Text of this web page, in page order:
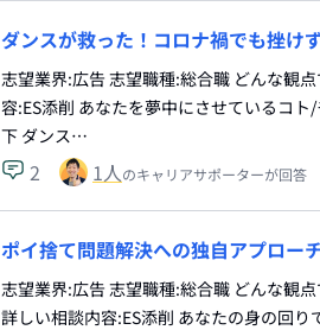
ダンスが救った！コロナ禍でも挫け
志望業界:広告 志望職種:総合職 どんな観
容:ES添削 あなたを夢中にさせているコ
下 ダンス…
2 1人のキャリアサポーターが回答
ポイ捨て問題解決への独自アプロー
志望業界:広告 志望職種:総合職 どんな観
詳しい相談内容:ES添削 あなたの身の回